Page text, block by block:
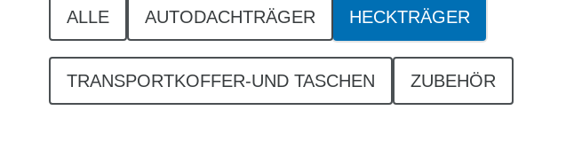
ALLE AUTODACHTRÄGER HECKTRÄGER
TRANSPORTKOFFER-UND TASCHEN ZUBEHÖR